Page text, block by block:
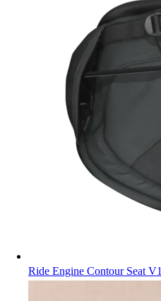
Ride Engine Contour Seat V1